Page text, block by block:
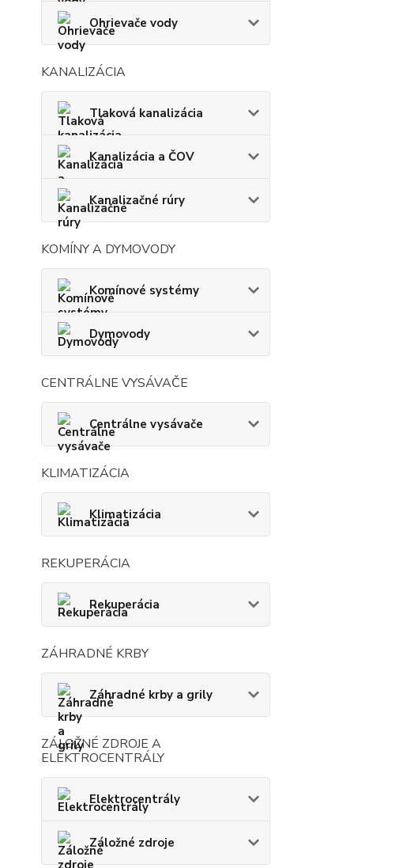
Ohrievače vody
KANALIZÁCIA
Tlaková kanalizácia
Kanalizácia a ČOV
Kanalizačné rúry
KOMÍNY A DYMOVODY
Komínové systémy
Dymovody
CENTRÁLNE VYSÁVAČE
Centrálne vysávače
KLIMATIZÁCIA
Klimatizácia
REKUPERÁCIA
Rekuperácia
ZÁHRADNÉ KRBY
Záhradné krby a grily
ZÁLOŽNÉ ZDROJE A
ELEKTROCENTRÁLY
Elektrocentrály
Záložné zdroje